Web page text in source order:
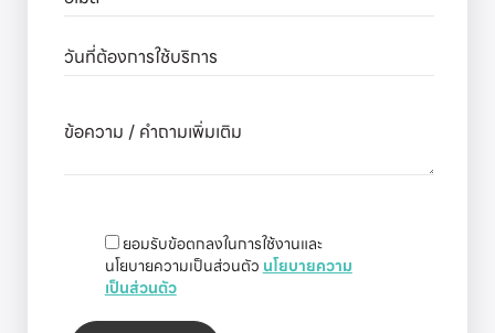
ยอมรับข้อตกลงในการใช้งานและ
นโยบายความเป็นส่วนตัว นโยบายความ
เป็นส่วนตัว